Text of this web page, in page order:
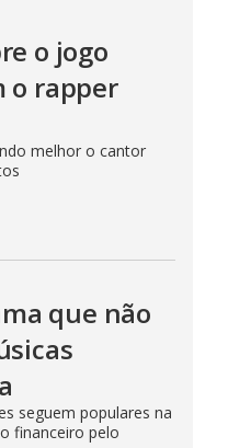
o jogo
o rapper
melhor o cantor
que não
seguem populares na
financeiro pelo